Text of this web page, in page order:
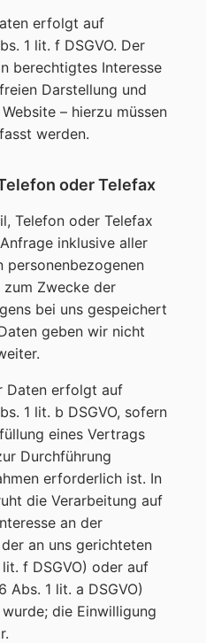
erfolgt auf
1 lit. f DSGVO. Der
berechtigtes Interesse
Darstellung und
– hierzu müssen
werden.
oder Telefax
Telefon oder Telefax
inklusive aller
personenbezogenen
zum Zwecke der
bei uns gespeichert
geben wir nicht
Daten erfolgt auf
1 lit. b DSGVO, sofern
eines Vertrags
Durchführung
erforderlich ist. In
die Verarbeitung auf
an der
an uns gerichteten
f DSGVO) oder auf
Abs. 1 lit. a DSGVO)
die Einwilligung